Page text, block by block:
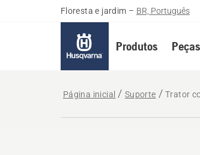
Floresta e jardim – BR, Português
Produtos
Página inicial Suporte Trator